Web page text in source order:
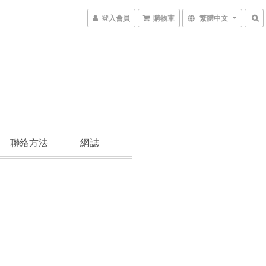
登入會員 購物車 繁體中文
聯絡方法 網誌